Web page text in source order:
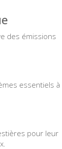
des émissions
essentiels à
pour leur